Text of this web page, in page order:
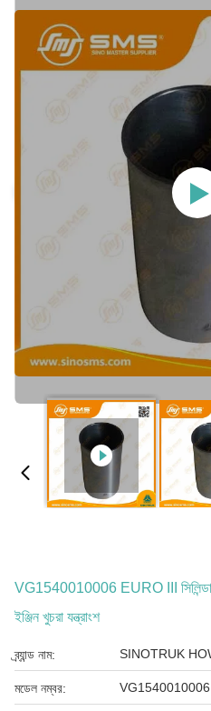
VG1540010006 EURO III
ইঞ্জিন খুচরা যন্ত্রাংশ
ব্র্যান্ড নাম:
মডেল নম্বর: VG1540010006